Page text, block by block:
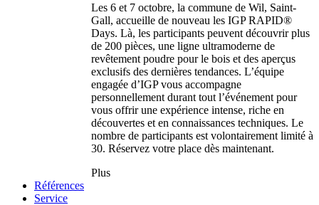
Les 6 et 7 octobre, la commune de Wil, Saint-
Gall, accueille de nouveau les IGP RAPID®
Days. Là, les participants peuvent découvrir plus
de 200 pièces, une ligne ultramoderne de
revêtement poudre pour le bois et des aperçus
exclusifs des dernières tendances. L’équipe
engagée d’IGP vous accompagne
personnellement durant tout l’événement pour
vous offrir une expérience intense, riche en
découvertes et en connaissances techniques. Le
nombre de participants est volontairement limité à
30. Réservez votre place dès maintenant.
Plus
Références
Service